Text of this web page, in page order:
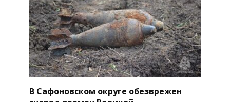
В Сафоновском округе обезврежен